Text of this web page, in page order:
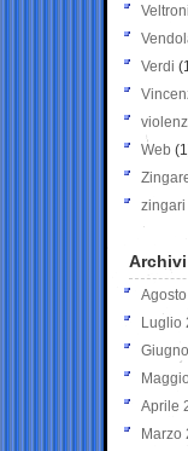
Veltroni
Verdi
Web
zingari
Archivi
Luglio
Aprile
Marzo